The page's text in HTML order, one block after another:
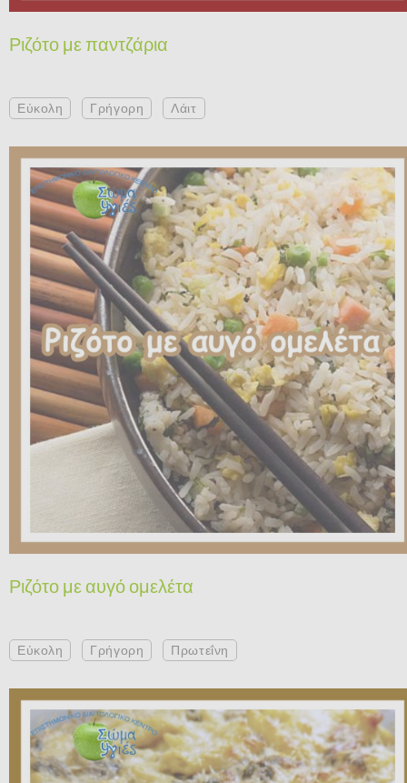
Ριζότο με παντζάρια
Εύκολη Γρήγορη Λάιτ
Ριζότο με αυγό ομελέτα
Εύκολη Γρήγορη Πρωτεΐνη